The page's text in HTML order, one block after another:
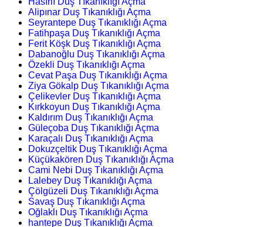
Alipınar Duş Tıkanıklığı Açma
Seyrantepe Duş Tıkanıklığı Açma
Fatihpaşa Duş Tıkanıklığı Açma
Ferit Köşk Duş Tıkanıklığı Açma
Dabanoğlu Duş Tıkanıklığı Açma
Özekli Duş Tıkanıklığı Açma
Cevat Paşa Duş Tıkanıklığı Açma
Ziya Gökalp Duş Tıkanıklığı Açma
Çelikevler Duş Tıkanıklığı Açma
Kırkkoyun Duş Tıkanıklığı Açma
Kaldırım Duş Tıkanıklığı Açma
Güleçoba Duş Tıkanıklığı Açma
Karaçalı Duş Tıkanıklığı Açma
Dokuzçeltik Duş Tıkanıklığı Açma
Küçükakören Duş Tıkanıklığı Açma
Cami Nebi Duş Tıkanıklığı Açma
Lalebey Duş Tıkanıklığı Açma
Çölgüzeli Duş Tıkanıklığı Açma
Savaş Duş Tıkanıklığı Açma
Oğlaklı Duş Tıkanıklığı Açma
hantepe Duş Tıkanıklığı Açma